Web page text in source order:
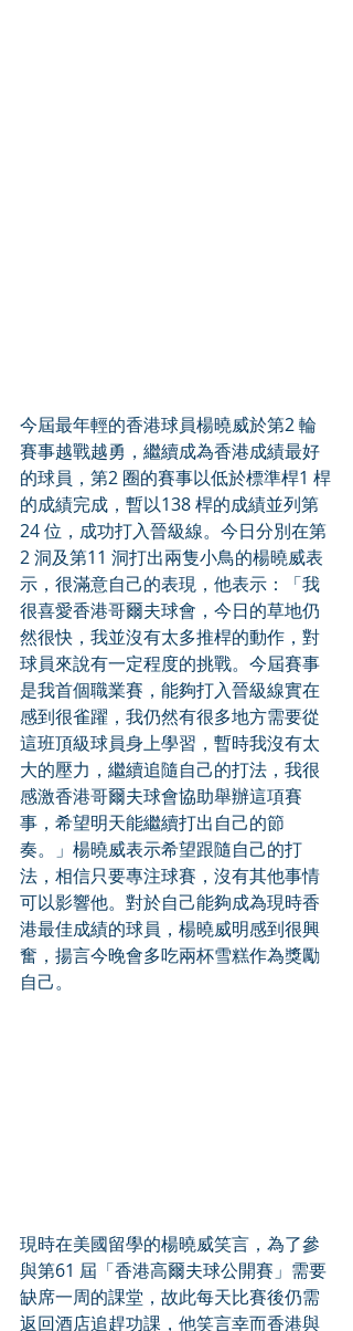
今屆最年輕的香港球員楊曉威於第2 輪
賽事越戰越勇，繼續成為香港成績最好
的球員，第2 圈的賽事以低於標準桿1 桿
的成績完成，暫以138 桿的成績並列第
24 位，成功打入晉級線。今日分別在第
2 洞及第11 洞打出兩隻小鳥的楊曉威表
示，很滿意自己的表現，他表示：「我
很喜愛香港哥爾夫球會，今日的草地仍
然很快，我並沒有太多推桿的動作，對
球員來說有一定程度的挑戰。今屆賽事
是我首個職業賽，能夠打入晉級線實在
感到很雀躍，我仍然有很多地方需要從
這班頂級球員身上學習，暫時我沒有太
大的壓力，繼續追隨自己的打法，我很
感激香港哥爾夫球會協助舉辦這項賽
事，希望明天能繼續打出自己的節
奏。」楊曉威表示希望跟隨自己的打
法，相信只要專注球賽，沒有其他事情
可以影響他。對於自己能夠成為現時香
港最佳成績的球員，楊曉威明感到很興
奮，揚言今晚會多吃兩杯雪糕作為獎勵
自己。
現時在美國留學的楊曉威笑言，為了參
與第61 屆「香港高爾夫球公開賽」需要
缺席一周的課堂，故此每天比賽後仍需
返回酒店追趕功課，他笑言幸而香港與